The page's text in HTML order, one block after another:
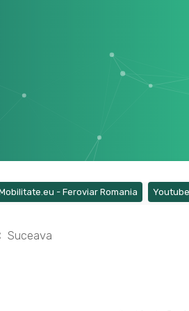
a new tab)- Feroviar Romania(Opens a
Youtube
Suceava